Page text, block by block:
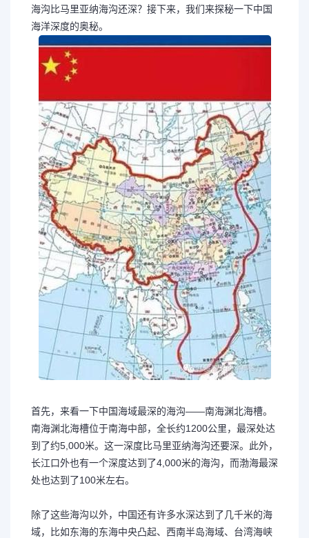
海沟比马里亚纳海沟还深？接下来，我们来探秘一下中国
海洋深度的奥秘。
首先，来看一下中国海域最深的海沟——南海渊北海槽。
南海渊北海槽位于南海中部，全长约1200公里，最深处达
到了约5,000米。这一深度比马里亚纳海沟还要深。此外，
长江口外也有一个深度达到了4,000米的海沟，而渤海最深
处也达到了100米左右。
除了这些海沟以外，中国还有许多水深达到了几千米的海
域，比如东海的东海中央凸起、西南半岛海域、台湾海峡